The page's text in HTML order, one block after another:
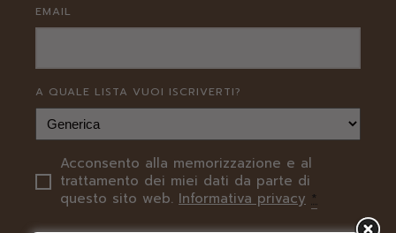
EMAIL
A QUALE LISTA VUOI ISCRIVERTI?
PRIVACY
Acconsento alla memorizzazione e al
trattamento dei miei dati da parte di
questo sito web. Informativa privacy *